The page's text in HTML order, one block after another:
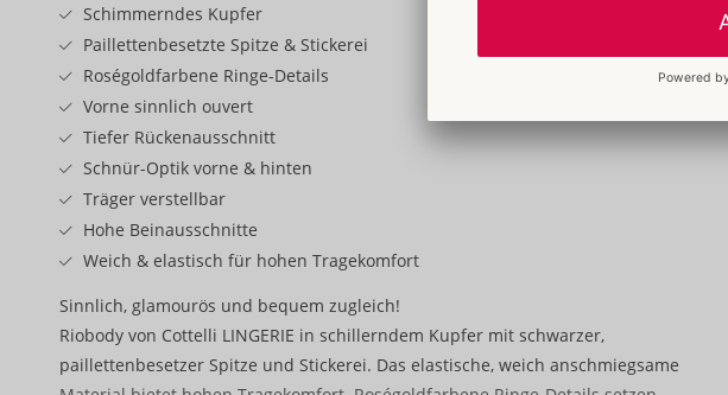
Schimmerndes Kupfer
Paillettenbesetzte Spitze & Stickerei
Roségoldfarbene Ringe-Details
Vorne sinnlich ouvert
Tiefer Rückenausschnitt
Schnür-Optik vorne & hinten
Träger verstellbar
Hohe Beinausschnitte
Weich & elastisch für hohen Tragekomfort
Sinnlich, glamourös und bequem zugleich!
Riobody von Cottelli LINGERIE in schillerndem Kupfer mit schwarzer,
paillettenbesetzer Spitze und Stickerei. Das elastische, weich anschmiegsame